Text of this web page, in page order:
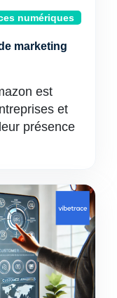
numériques
marketing
est
et
présence